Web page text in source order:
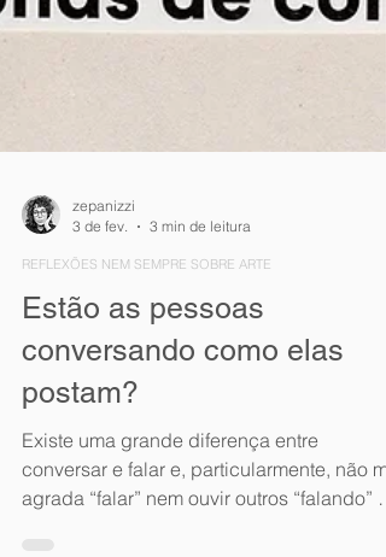
zepanizzi
REFLEXÕES NEM SEMPRE SOBRE ARTE
Estão as pessoas
conversando como elas
postam?
Existe uma grande diferença entre